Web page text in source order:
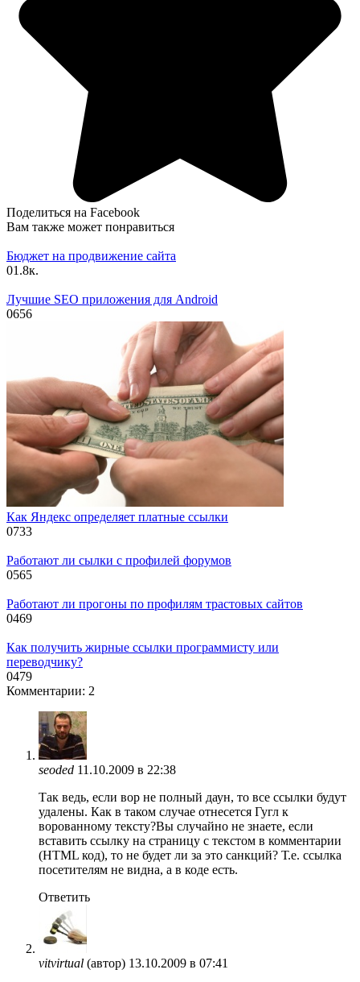
Поделиться на Facebook
Вам также может понравиться
Бюджет на продвижение сайта
01.8к.
Лучшие SEO приложения для Android
0656
Как Яндекс определяет платные ссылки
0733
Работают ли сылки с профилей форумов
0565
Работают ли прогоны по профилям трастовых сайтов
0469
Как получить жирные ссылки программисту или
переводчику?
0479
Комментарии: 2
seoded 11.10.2009 в 22:38
Так ведь, если вор не полный даун, то все ссылки будут
удалены. Как в таком случае отнесется Гугл к
ворованному тексту?Вы случайно не знаете, если
вставить ссылку на страницу с текстом в комментарии
(HTML код), то не будет ли за это санкций? Т.е. ссылка
посетителям не видна, а в коде есть.
Ответить
vitvirtual (автор) 13.10.2009 в 07:41